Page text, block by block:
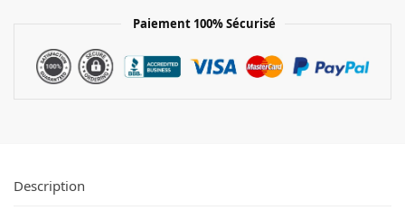
Paiement 100% Sécurisé
Description